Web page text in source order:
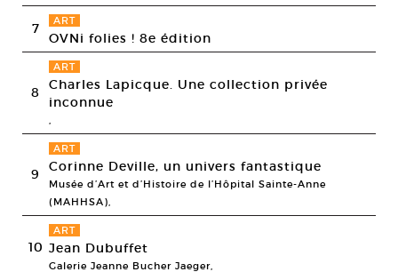
7 ART
OVNi folies ! 8e édition
8
ART
Charles Lapicque. Une collection privée
inconnue
,
9
ART
Corinne Deville, un univers fantastique
Musée d’Art et d’Histoire de l’Hôpital Sainte-Anne
(MAHHSA),
10
ART
Jean Dubuffet
Galerie Jeanne Bucher Jaeger,